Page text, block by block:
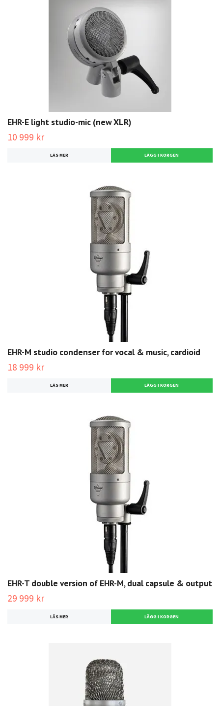
EHR-E light studio-mic (new XLR)
10 999 kr
LÄS MER
EHR-M studio condenser for vocal & music, cardioid
18 999 kr
LÄS MER
EHR-T double version of EHR-M, dual capsule & output
29 999 kr
LÄS MER